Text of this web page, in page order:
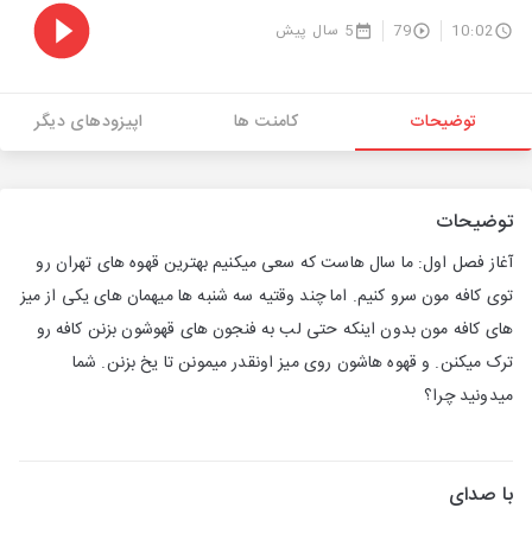
10:02
79 5 سال پیش
توضیحات کامنت ها اپیزودهای دیگر
توضیحات
آغاز فصل اول: ما سال هاست که سعی میکنیم بهترین قهوه های تهران رو
توی کافه مون سرو کنیم. اما چند وقتیه سه شنبه ها میهمان های یکی از میز
های کافه مون بدون اینکه حتی لب به فنجون های قهوشون بزنن کافه رو
ترک میکنن. و قهوه هاشون روی میز اونقدر میمونن تا یخ بزنن. شما
میدونید چرا؟
با صدای